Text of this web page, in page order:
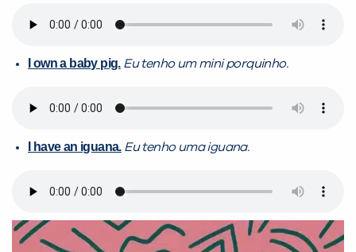
I own a baby pig. Eu tenho um mini porquinho.
I have an iguana. Eu tenho uma iguana.